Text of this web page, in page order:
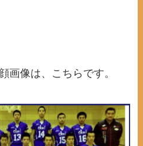
画像は、こちらです。